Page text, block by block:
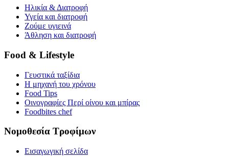
Ηλικία & Διατροφή
Υγεία και διατροφή
Ζούμε υγιεινά
Άθληση και διατροφή
Food & Lifestyle
Γευστικά ταξίδια
Η μηχανή του χρόνου
Food Tips
Οινογραφίες Περί οίνου και μπίρας
Foodbites chef
Νομοθεσία Τροφίμων
Εισαγωγική σελίδα